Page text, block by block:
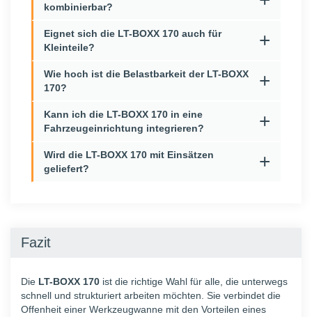
kombinierbar?
Eignet sich die LT-BOXX 170 auch für
Kleinteile?
Wie hoch ist die Belastbarkeit der LT-BOXX
170?
Kann ich die LT-BOXX 170 in eine
Fahrzeugeinrichtung integrieren?
Wird die LT-BOXX 170 mit Einsätzen
geliefert?
Fazit
Die LT-BOXX 170 ist die richtige Wahl für alle, die unterwegs
schnell und strukturiert arbeiten möchten. Sie verbindet die
Offenheit einer Werkzeugwanne mit den Vorteilen eines